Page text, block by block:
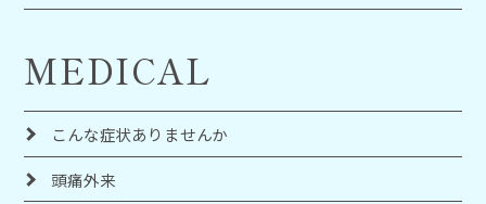
MEDICAL
こんな症状ありませんか
頭痛外来